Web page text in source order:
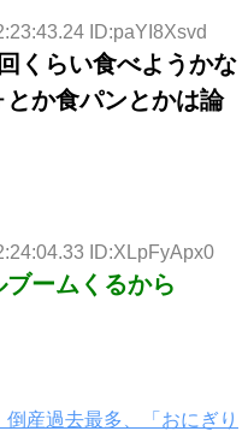
ID:paYI8Xsvd
くらい食べようかな
か食パンとかは論
ID:XLpFyApx0
ームくるから
倒産過去最多、「おにぎり